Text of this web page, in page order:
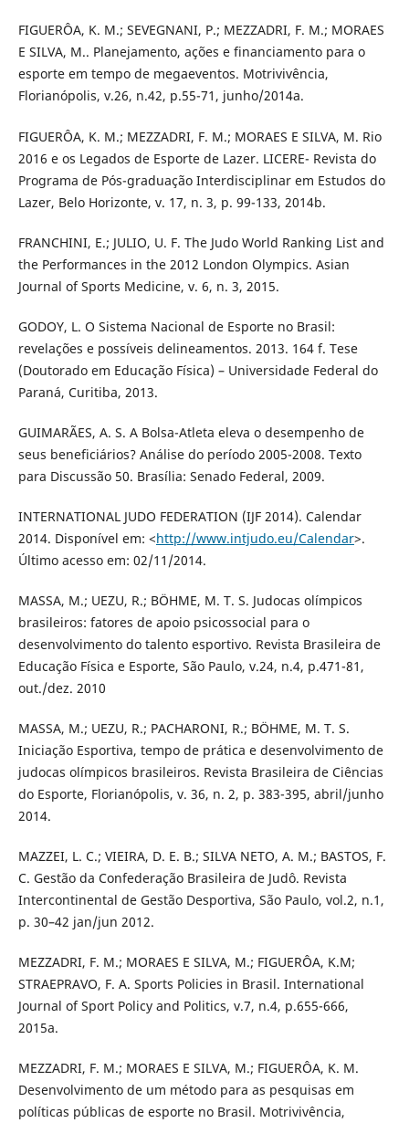
FIGUERÔA, K. M.; SEVEGNANI, P.; MEZZADRI, F. M.; MORAES
E SILVA, M.. Planejamento, ações e financiamento para o
esporte em tempo de megaeventos. Motrivivência,
Florianópolis, v.26, n.42, p.55-71, junho/2014a.
FIGUERÔA, K. M.; MEZZADRI, F. M.; MORAES E SILVA, M. Rio
2016 e os Legados de Esporte de Lazer. LICERE- Revista do
Programa de Pós-graduação Interdisciplinar em Estudos do
Lazer, Belo Horizonte, v. 17, n. 3, p. 99-133, 2014b.
FRANCHINI, E.; JULIO, U. F. The Judo World Ranking List and
the Performances in the 2012 London Olympics. Asian
Journal of Sports Medicine, v. 6, n. 3, 2015.
GODOY, L. O Sistema Nacional de Esporte no Brasil:
revelações e possíveis delineamentos. 2013. 164 f. Tese
(Doutorado em Educação Física) – Universidade Federal do
Paraná, Curitiba, 2013.
GUIMARÃES, A. S. A Bolsa-Atleta eleva o desempenho de
seus beneficiários? Análise do período 2005-2008. Texto
para Discussão 50. Brasília: Senado Federal, 2009.
INTERNATIONAL JUDO FEDERATION (IJF 2014). Calendar
2014. Disponível em: <http://www.intjudo.eu/Calendar>.
Último acesso em: 02/11/2014.
MASSA, M.; UEZU, R.; BÖHME, M. T. S. Judocas olímpicos
brasileiros: fatores de apoio psicossocial para o
desenvolvimento do talento esportivo. Revista Brasileira de
Educação Física e Esporte, São Paulo, v.24, n.4, p.471-81,
out./dez. 2010
MASSA, M.; UEZU, R.; PACHARONI, R.; BÖHME, M. T. S.
Iniciação Esportiva, tempo de prática e desenvolvimento de
judocas olímpicos brasileiros. Revista Brasileira de Ciências
do Esporte, Florianópolis, v. 36, n. 2, p. 383-395, abril/junho
2014.
MAZZEI, L. C.; VIEIRA, D. E. B.; SILVA NETO, A. M.; BASTOS, F.
C. Gestão da Confederação Brasileira de Judô. Revista
Intercontinental de Gestão Desportiva, São Paulo, vol.2, n.1,
p. 30–42 jan/jun 2012.
MEZZADRI, F. M.; MORAES E SILVA, M.; FIGUERÔA, K.M;
STRAEPRAVO, F. A. Sports Policies in Brasil. International
Journal of Sport Policy and Politics, v.7, n.4, p.655-666,
2015a.
MEZZADRI, F. M.; MORAES E SILVA, M.; FIGUERÔA, K. M.
Desenvolvimento de um método para as pesquisas em
políticas públicas de esporte no Brasil. Motrivivência,